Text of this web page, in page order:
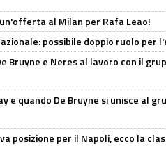
al Milan per Rafa Leao!
possibile doppio ruolo per
Bruyne e Neres al lavoro con il
e quando De Bruyne si unisce al
posizione per il Napoli, ecco la